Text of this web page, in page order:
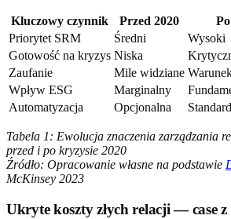
Kluczowy czynnik Przed 2020
Priorytet SRM
Średni
Wysoki
Gotowość na kryzys Niska
Zaufanie
Mile widziane
Wpływ ESG
Marginalny
Automatyzacja
Opcjonalna Standard
Tabela 1: Ewolucja znaczenia zarządzania
przed i po kryzysie 2020
Źródło: Opracowanie własne na podstawie
McKinsey 2023
Ukryte koszty złych relacji — case